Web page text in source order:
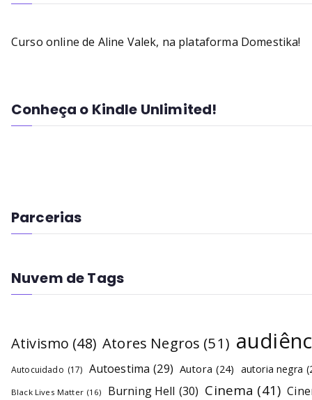
Curso online de Aline Valek, na plataforma Domestika!
Conheça o Kindle Unlimited!
Parcerias
Nuvem de Tags
Ativismo (48) Atores Negros (51)
Autocuidado (17) Autoestima (29) Autora (24) autoria negra
Black Lives Matter (16) Burning Hell (30) Cinema (41)